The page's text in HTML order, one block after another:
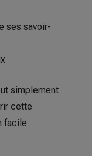
ses savoir-
simplement
cette
facile